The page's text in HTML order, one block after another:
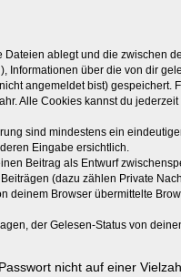
ablegt und die zwischen
Informationen über die von dir
angemeldet bist) gespeichert.
Alle Cookies kannst du
sind mindestens ein
Eingabe ersichtlich.
Beitrag als Entwurf
(dazu zählen Private
deinem Browser übermittelte
der Gelesen-Status von
nicht auf einer